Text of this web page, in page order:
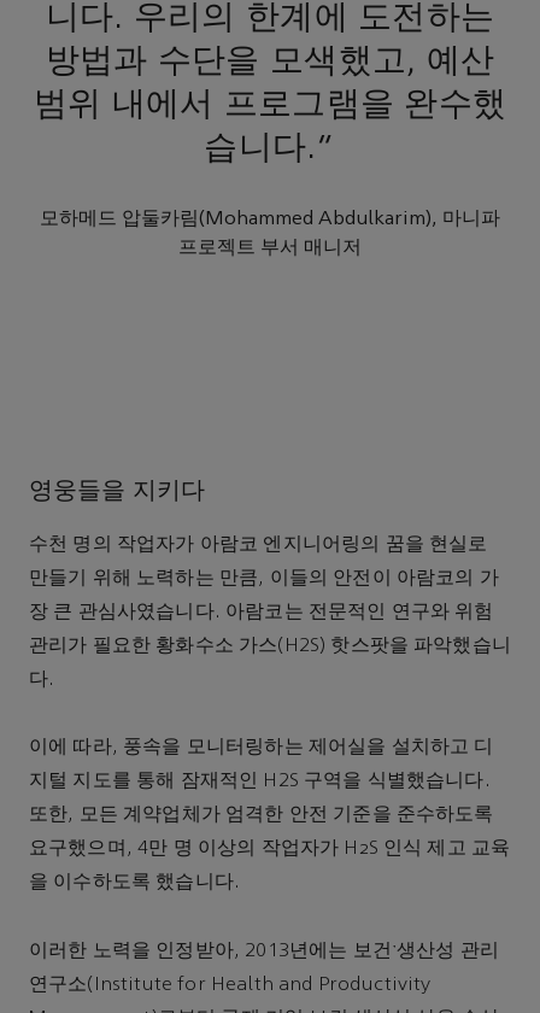
니다. 우리의 한계에 도전하는
방법과 수단을 모색했고, 예산
범위 내에서 프로그램을 완수했
습니다."
모하메드 압둘카림(Mohammed Abdulkarim), 마니파
프로젝트 부서 매니저
영웅들을 지키다
수천 명의 작업자가 아람코 엔지니어링의 꿈을 현실로
만들기 위해 노력하는 만큼, 이들의 안전이 아람코의 가
장 큰 관심사였습니다. 아람코는 전문적인 연구와 위험
관리가 필요한 황화수소 가스(H2S) 핫스팟을 파악했습니
다.
이에 따라, 풍속을 모니터링하는 제어실을 설치하고 디
지털 지도를 통해 잠재적인 H2S 구역을 식별했습니다.
또한, 모든 계약업체가 엄격한 안전 기준을 준수하도록
요구했으며, 4만 명 이상의 작업자가 H₂S 인식 제고 교육
을 이수하도록 했습니다.
이러한 노력을 인정받아, 2013년에는 보건ˑ생산성 관리
연구소(Institute for Health and Productivity